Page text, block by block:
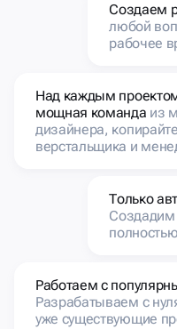
Создаем
любой
рабочее
Над каждым
мощная команда из
дизайнера,
верстальщика и
Только
Создадим
Работаем с
Разрабатываем с
уже существующие